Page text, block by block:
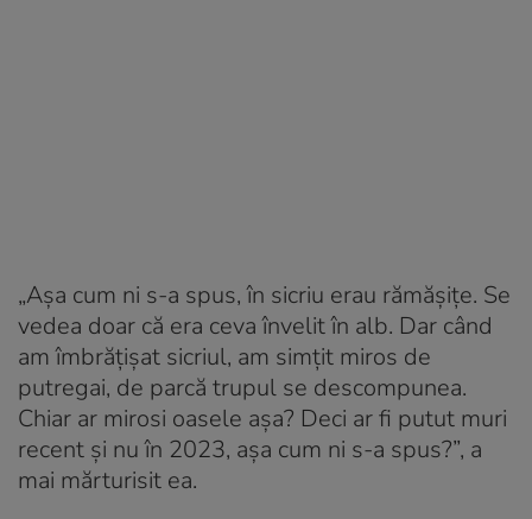
„Așa cum ni s-a spus, în sicriu erau rămășițe. Se
vedea doar că era ceva învelit în alb. Dar când
am îmbrățișat sicriul, am simțit miros de
putregai, de parcă trupul se descompunea.
Chiar ar mirosi oasele așa? Deci ar fi putut muri
recent și nu în 2023, așa cum ni s-a spus?”, a
mai mărturisit ea.